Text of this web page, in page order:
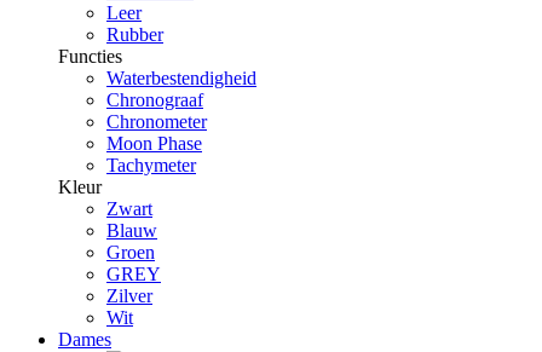
Leer
Rubber
Functies
Waterbestendigheid
Chronograaf
Chronometer
Moon Phase
Tachymeter
Kleur
Zwart
Blauw
Groen
GREY
Zilver
Wit
Dames